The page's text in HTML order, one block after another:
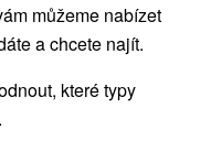
můžeme nabízet
a chcete najít.
které typy